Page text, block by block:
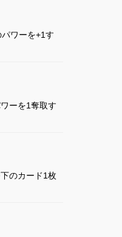
ワーを+1す
ーを1奪取す
のカード1枚